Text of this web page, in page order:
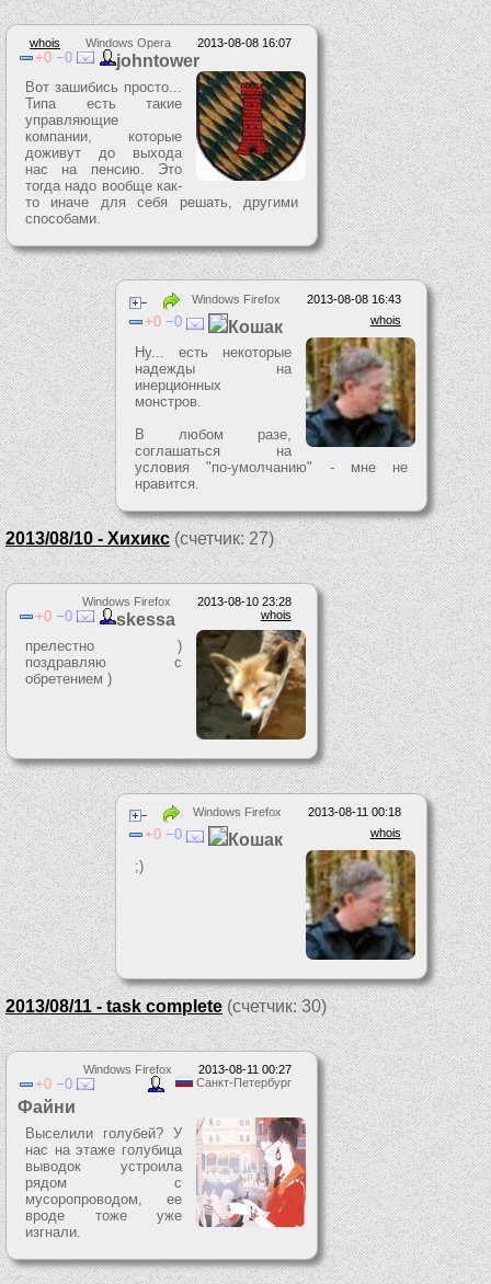
2013-08-08 16:07
Windows Opera
whois
0 0 johntower
Вот зашибись просто...
Типа есть такие
управляющие
компании, которые
доживут до выхода
нас на пенсию. Это
тогда надо вообще как-
то иначе для себя решать, другими
способами.
2013-08-08 16:43
Windows Firefox
whois
0 0 Кошак
Ну... есть некоторые
надежды на
инерционных
монстров.
В любом разе,
соглашаться на
условия "по-умолчанию" - мне не
нравится.
2013/08/10 - Хихикс(счетчик: 27)
2013-08-10 23:28
Windows Firefox
whois
0 0 skessa
прелестно )
поздравляю с
обретением )
2013-08-11 00:18
Windows Firefox
whois
0 0 Кошак
;)
2013/08/11 - task complete(счетчик: 30)
2013-08-11 00:27
Windows Firefox
Санкт-Петербург
0 0
Файни
Выселили голубей? У
нас на этаже голубица
выводок устроила
рядом с
мусоропроводом, ее
вроде тоже уже
изгнали.